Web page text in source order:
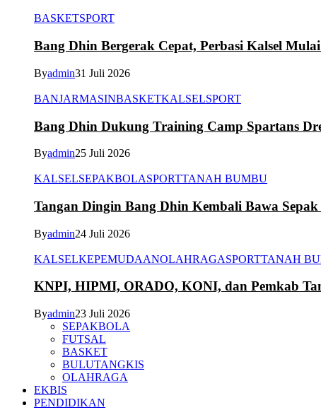
BASKETSPORT
Bang Dhin Bergerak Cepat, Perbasi Kalsel
Byadmin31 Juli 2026
BANJARMASINBASKETKALSELSPORT
Bang Dhin Dukung Training Camp Spartans
Byadmin25 Juli 2026
KALSELSEPAKBOLASPORTTANAH BUMBU
Tangan Dingin Bang Dhin Kembali Bawa
Byadmin24 Juli 2026
KALSELKEPEMUDAANOLAHRAGASPORTTANAH
KNPI, HIPMI, ORADO, KONI, dan Pemkab
Byadmin23 Juli 2026
SEPAKBOLA
FUTSAL
BASKET
BULUTANGKIS
OLAHRAGA
EKBIS
PENDIDIKAN